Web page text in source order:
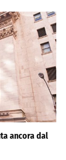
ancora dal